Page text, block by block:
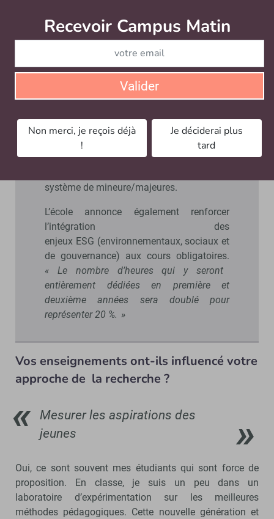
« transformation en profondeur des
contenus », selon l’économiste.
Concrètement, la première année (L3) se
veut plus généraliste, centrée sur
l’engagement citoyen sur le terrain, les
questions des enjeux planétaires, avec une
années du cycle master se concentrent
quant à elles davantage sur les sciences
du management, avec une ouverture très
système de mineure/majeures.
L’école annonce également renforcer
l’intégration des
enjeux ESG (environnementaux, sociaux et
de gouvernance) aux cours obligatoires.
« Le nombre d’heures qui y seront
entièrement dédiées en première et
deuxième années sera doublé pour
représenter 20 %. »
Vos enseignements ont-ils influencé votre
approche de la recherche ?
Mesurer les aspirations des
jeunes
Oui, ce sont souvent mes étudiants qui sont force de
proposition. En classe, je suis un peu dans un
laboratoire d’expérimentation sur les meilleures
méthodes pédagogiques. Cette nouvelle génération et
Recevoir Campus Matin
Valider
Non merci, je reçois déjà
!
Je déciderai plus
tard